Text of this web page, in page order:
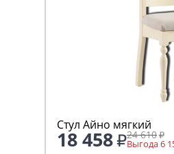
Стул Айно мягкий
18 458 24 610
Выгода 6